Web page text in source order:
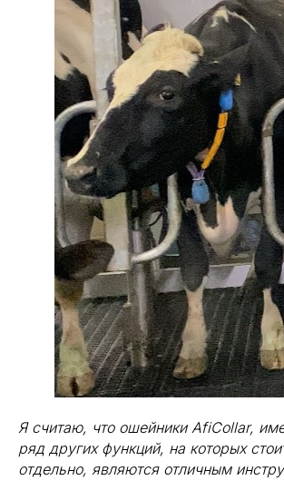
Я считаю, что ошейники AfiCollar,
ряд других функций, на которых
отдельно, являются отличным